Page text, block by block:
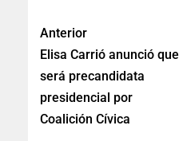
Anterior
Elisa Carrió anunció que
será precandidata
presidencial por
Coalición Cívica